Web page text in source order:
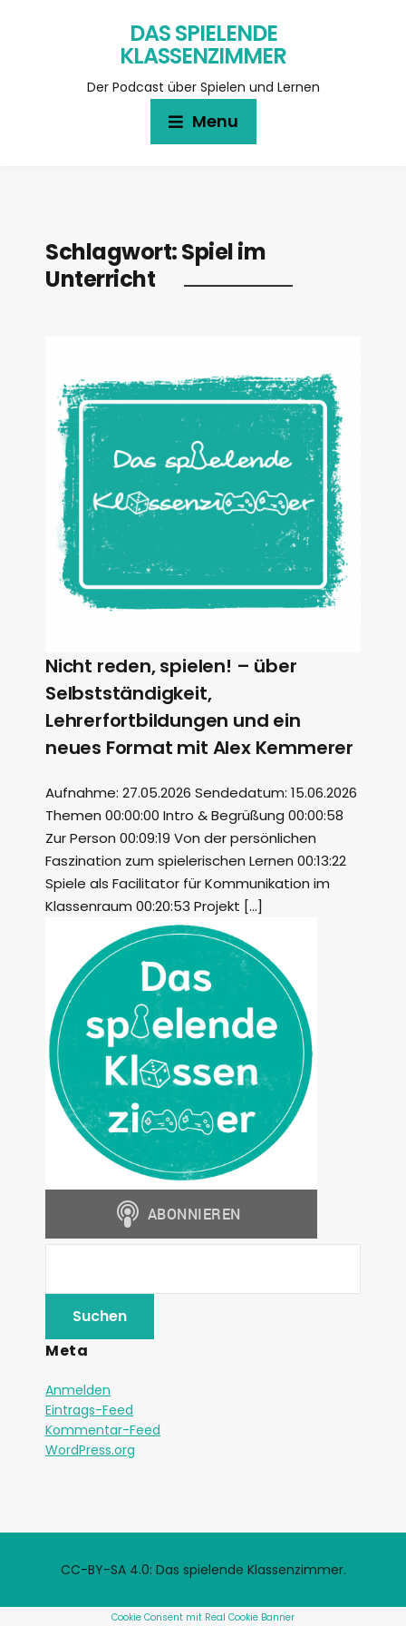
DAS SPIELENDE
KLASSENZIMMER
Der Podcast über Spielen und Lernen
Menu
Schlagwort:Spiel im
Unterricht
Nicht reden, spielen! – über
Selbstständigkeit,
Lehrerfortbildungen und ein
neues Format mit Alex Kemmerer
Aufnahme: 27.05.2026 Sendedatum: 15.06.2026
Themen 00:00:00 Intro & Begrüßung 00:00:58
Zur Person 00:09:19 Von der persönlichen
Faszination zum spielerischen Lernen 00:13:22
Spiele als Facilitator für Kommunikation im
Klassenraum 00:20:53 Projekt […]
Meta
Anmelden
Eintrags-Feed
Kommentar-Feed
WordPress.org
CC-BY-SA 4.0: Das spielende Klassenzimmer.
Cookie Consent mit Real Cookie Banner